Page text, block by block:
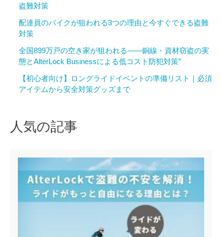
盗難対策
配達員のバイクが狙われる3つの理由と今すぐできる盗難
対策
全国899万戸の空き家が狙われる——銅線・資材窃盗の実
態とAlterLock Businessによる低コスト防犯対策”
【初心者向け】ロングライドイベントの準備リスト｜必須
アイテムから安全対策グッズまで
人気の記事